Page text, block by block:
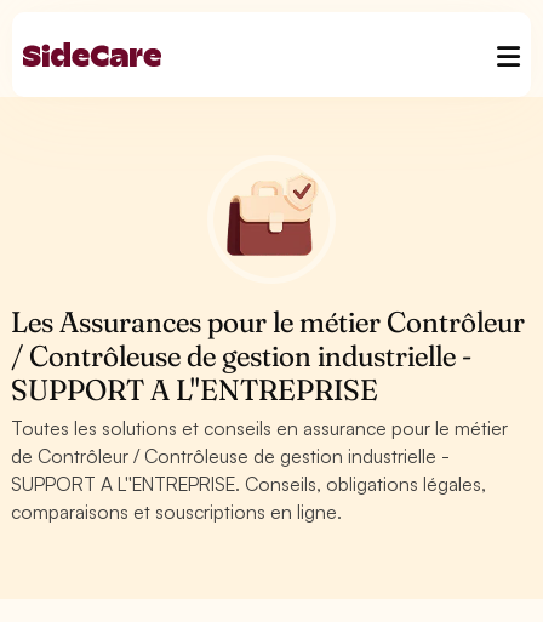
Les Assurances pour le métier Contrôleur
/ Contrôleuse de gestion industrielle -
SUPPORT A L''ENTREPRISE
Toutes les solutions et conseils en assurance pour le métier
de Contrôleur / Contrôleuse de gestion industrielle -
SUPPORT A L''ENTREPRISE. Conseils, obligations légales,
comparaisons et souscriptions en ligne.